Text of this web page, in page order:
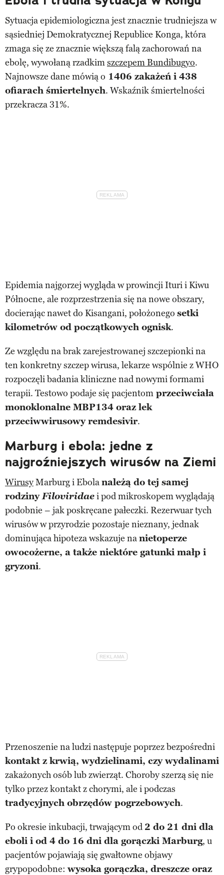
Sytuacja epidemiologiczna jest znacznie trudniejsza w
sąsiedniej Demokratycznej Republice Konga, która
zmaga się ze znacznie większą falą zachorowań na
ebolę, wywołaną rzadkimszczepem Bundibugyo.
Najnowsze dane mówią o 1406 zakażeń i 438
ofiarach śmiertelnych. Wskaźnik śmiertelności
przekracza 31%.
Epidemia najgorzej wygląda w prowincji Ituri i Kiwu
Północne, ale rozprzestrzenia się na nowe obszary,
docierając nawet do Kisangani, położonego setki
kilometrów od początkowych ognisk.
Ze względu na brak zarejestrowanej szczepionki na
ten konkretny szczep wirusa, lekarze wspólnie z WHO
rozpoczęli badania kliniczne nad nowymi formami
terapii. Testowo podaje się pacjentom przeciwciała
monoklonalne MBP134 oraz lek
przeciwwirusowy remdesivir.
Marburg i ebola: jedne z
najgroźniejszych wirusów na Ziemi
WirusyMarburg i Ebolanależą do tej samej
rodzinyFiloviridaei pod mikroskopem wyglądają
podobnie – jak poskręcane pałeczki. Rezerwuar tych
wirusów w przyrodzie pozostaje nieznany, jednak
dominująca hipoteza wskazuje nanietoperze
owocożerne, a także niektóre gatunki małp i
gryzoni.
Przenoszenie na ludzi następuje poprzez bezpośredni
kontakt z krwią, wydzielinami, czy wydalinami
zakażonych osób lub zwierząt. Choroby szerzą się nie
tylko przez kontakt z chorymi, ale i podczas
tradycyjnych obrzędów pogrzebowych.
Po okresie inkubacji, trwającym od 2 do 21 dni dla
eboli i od 4 do 16 dni dla gorączki Marburg, u
pacjentów pojawiają się gwałtowne objawy
grypopodobne: wysoka gorączka, dreszcze oraz